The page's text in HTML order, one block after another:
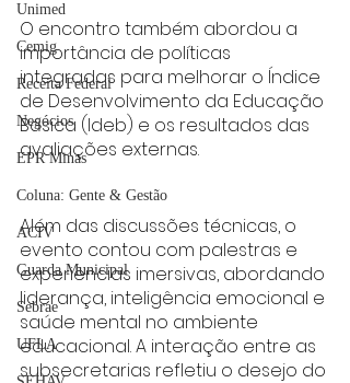
Unimed
Cemig
Receita Federal
Negócios
EPR Minas
Coluna: Gente & Gestão
ACIV
Guarda Municipal
Sebrae
UFLA
O encontro também abordou a
importância de políticas
integradas para melhorar o Índice
de Desenvolvimento da Educação
Básica (Ideb) e os resultados das
avaliações externas.
Além das discussões técnicas, o
evento contou com palestras e
experiências imersivas, abordando
liderança, inteligência emocional e
saúde mental no ambiente
educacional. A interação entre as
subsecretarias refletiu o desejo do